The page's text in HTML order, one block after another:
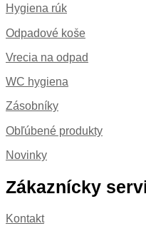
Hygiena rúk
Odpadové koše
Vrecia na odpad
WC hygiena
Zásobníky
Obľúbené produkty
Novinky
Zákaznícky
Kontakt